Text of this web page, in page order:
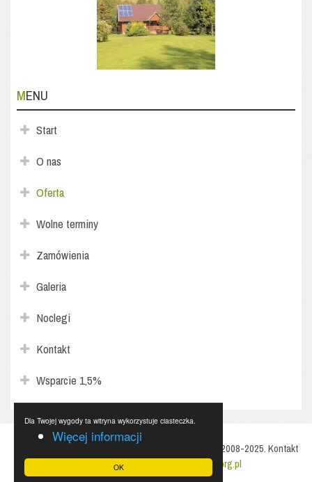
Dla Twojej wygody ta witryna wykorzystuje ciasteczka.
Więcej informacji
OK
MENU
Start
O nas
Oferta
Wolne terminy
Zamówienia
Galeria
Noclegi
Kontakt
Wsparcie 1,5%
Copyright to Fundacja Profilaktyki i Odnowy Rodziny 2008-2025. Kontakt
do administracji:
web@odnowarodzin.org.pl